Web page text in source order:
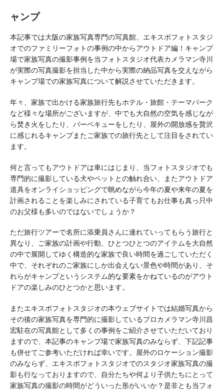
ャンプ
本記事では大阪の家族写真専門の写真館、エキスポフォトスタジ
オでのファミリーフォトの事例の中からアウトドア編！キャンプ
場で家族写真の撮影事例を当フォトスタジオ代表カメラマン寺川
が実際の写真撮影を担当した中から実際の納品写真を交えながら
キャンプ場での家族写真について解説させていただきます。
年々、家族で出かける家族旅行先もホテル・旅館・テーマパーク
など様々な場所がございますが、中でも大自然の空気を感じなが
ら焚き火をしたり、バーベキューをしたり、屋外の開放感を贅沢
に感じれるキャンプまたご家族での旅行先として注目をされてい
ます。
何と言ってもアウトドアは車にはじまり、当フォトスタジオでも
専門的に撮影している犬やペットとの触れ合い、またアウトドア
道具をオンライショッピングで眺めながら今年の夏や来年の夏を
計画されることを楽しみにされている子育てもお仕事も真っ只中
のお父様も多いのではないでしょうか？
ただ旅行ツアーで名所に添乗員さんに連れていってもらう旅行と
異なり、ご家族の計画や行動、ひとつひとつのアイテムを大自然
の中で展開してゆく構造的な家族で良い時間を過ごしていただく
中で、それぞれのご家族にしか出会えない景色や時間があり、そ
れらがキャンプというシステム的な要素をかねているのがアウト
ドアの楽しみのひとつかと思います。
またエキスポフォトスタジオの本ウェブサイトでは結婚写真から
その後の家族写真を専門的に撮影しているプロカメラマン寺川昌
宏駐在の写真館として多くの事例をご紹介させていただいており
ますので、本記事のキャンプ場で家族写真のみならず、下記記事
も併せてご参考いただければ幸いです。屋外のロケーション撮影
のみならず、エキスポフォトスタジオでのスタジオ家族写真の撮
影も行なっておりますので、自分たちや何より子供たちにとって
家族写真の撮影の時間がどういった形がいいか？是非とも当フォ